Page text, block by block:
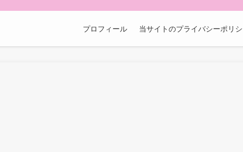
プロフィール 当サイトのプライバシーポリ